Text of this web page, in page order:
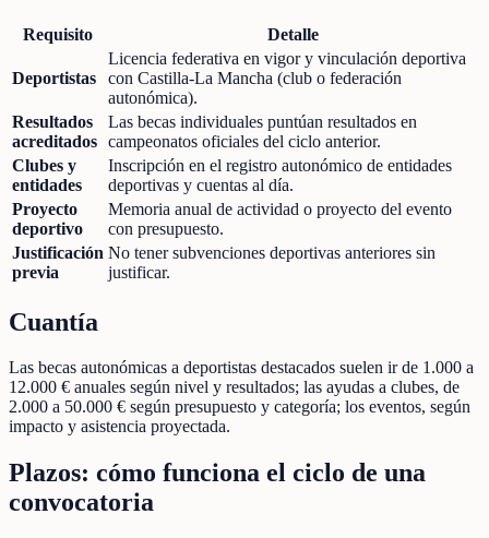
Requisito Detalle
Deportistas
Licencia federativa en vigor y vinculación deportiva
con Castilla-La Mancha (club o federación
autonómica).
Resultados
acreditados
Las becas individuales puntúan resultados en
campeonatos oficiales del ciclo anterior.
Clubes y
entidades
Inscripción en el registro autonómico de entidades
deportivas y cuentas al día.
Proyecto
deportivo
Memoria anual de actividad o proyecto del evento
con presupuesto.
Justificación
previa
No tener subvenciones deportivas anteriores sin
justificar.
Cuantía
Las becas autonómicas a deportistas destacados suelen ir de 1.000 a
12.000 € anuales según nivel y resultados; las ayudas a clubes, de
2.000 a 50.000 € según presupuesto y categoría; los eventos, según
impacto y asistencia proyectada.
Plazos: cómo funciona el ciclo de una
convocatoria